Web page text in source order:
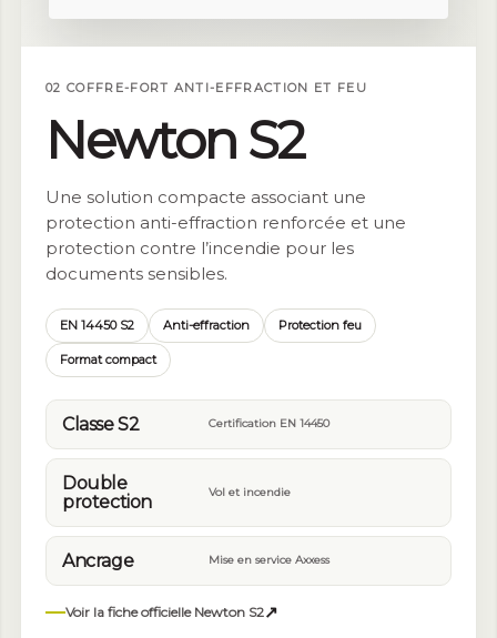
02 COFFRE-FORT ANTI-EFFRACTION ET FEU
Newton S2
Une solution compacte associant une
protection anti-effraction renforcée et une
protection contre l’incendie pour les
documents sensibles.
EN 14450 S2 Anti-effraction Protection feu
Format compact
Classe S2 Certification EN 14450
Double
protection
Vol et incendie
Ancrage Mise en service Axxess
Voir la fiche officielle Newton S2↗